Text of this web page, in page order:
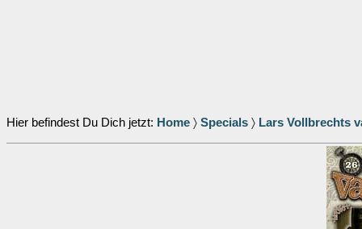
Hier befindest Du Dich jetzt: Home 〉 Specials 〉 Lars Vollbrechts